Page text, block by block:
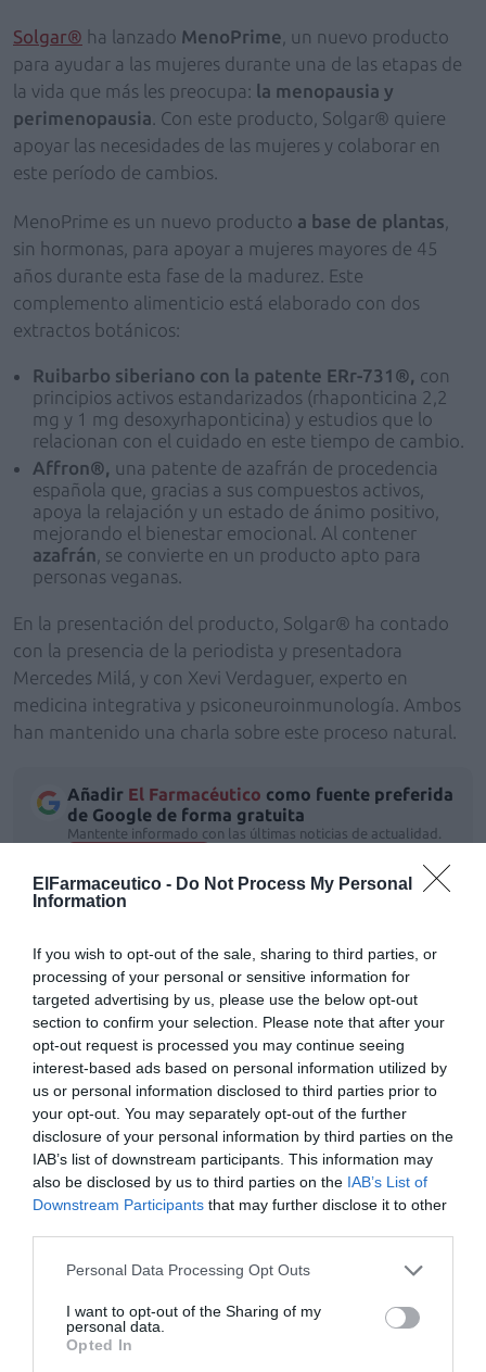
ElFarmaceutico - Do Not Process My Personal
Information
If you wish to opt-out of the sale, sharing to third parties, or
processing of your personal or sensitive information for
targeted advertising by us, please use the below opt-out
section to confirm your selection. Please note that after your
opt-out request is processed you may continue seeing
interest-based ads based on personal information utilized by
us or personal information disclosed to third parties prior to
your opt-out. You may separately opt-out of the further
disclosure of your personal information by third parties on the
IAB’s list of downstream participants. This information may
also be disclosed by us to third parties on the IAB’s List of
Downstream Participants that may further disclose it to other
Personal Data Processing Opt Outs
I want to opt-out of the Sharing of my
personal data.
Opted In
Solgar® ha lanzado MenoPrime , un nuevo producto
para ayudar a las mujeres durante una de las etapas de
la vida que más les preocupa: la menopausia y
perimenopausia . Con este producto, Solgar® quiere
apoyar las necesidades de las mujeres y colaborar en
este período de cambios.
MenoPrime es un nuevo producto a base de plantas
sin hormonas, para apoyar a mujeres mayores de 45
años durante esta fase de la madurez. Este
complemento alimenticio está elaborado con dos
extractos botánicos:
Ruibarbo siberiano con la patente ERr-731®, con
principios activos estandarizados (rhaponticina 2,2
mg y 1 mg desoxyrhaponticina) y estudios que lo
relacionan con el cuidado en este tiempo de cambio.
Affron®, una patente de azafrán de procedencia
española que, gracias a sus compuestos activos,
apoya la relajación y un estado de ánimo positivo,
mejorando el bienestar emocional. Al contener
azafrán , se convierte en un producto apto para
personas veganas.
En la presentación del producto, Solgar® ha contado
con la presencia de la periodista y presentadora
Mercedes Milá, y con Xevi Verdaguer, experto en
medicina integrativa y psiconeuroinmunología. Ambos
han mantenido una charla sobre este proceso natural.
Añadir El Farmacéutico como fuente preferida
de Google de forma gratuita
Mantente informado con las últimas noticias de actualidad.
Tags
salud mujer
Otras noticias destacadas
Fórmula Pelo, piel y uñas, de Solgar
NOTICIAS Y NOVEDADES Redacción 26/09/2016
La edad de la menopausia
SALUD Laura Pérez Roncero 29/10/2019